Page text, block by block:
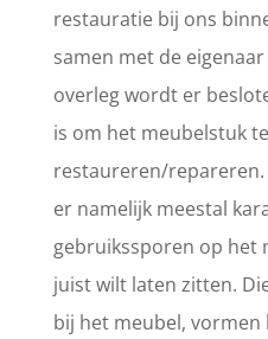
restauratie bij ons
samen met de
overleg wordt er
is om het meubelstuk te
restaureren/
er namelijk meestal
gebruikssporen op het
juist wilt laten zitten.
bij het meubel, vormen